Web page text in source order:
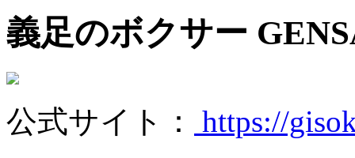
義足のボクサー
公式サイト：
https://